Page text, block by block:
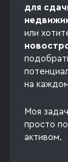
для
или
на
Моя
просто
активом.